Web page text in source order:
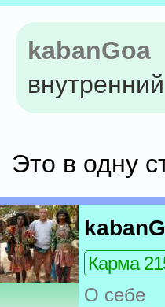
kabanGoa
Это в одну
Карма
О себе